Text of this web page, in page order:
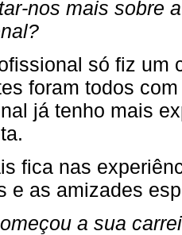
nos mais sobre
só fiz um
foram todos
já tenho mais
fica nas
e as amizades
a sua